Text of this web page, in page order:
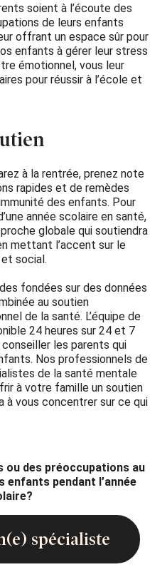
soient à l’écoute des
de leurs enfants
offrant un espace sûr pour
enfants à gérer leur stress
émotionnel, vous leur
pour réussir à l’école et
à la rentrée, prenez note
rapides et de remèdes
des enfants. Pour
année scolaire en santé,
globale qui soutiendra
mettant l’accent sur le
social.
fondées sur des données
au soutien
de la santé. L’équipe de
24 heures sur 24 et 7
les parents qui
Nos professionnels de
de la santé mentale
à votre famille un soutien
à vous concentrer sur ce qui
ou des préoccupations au
enfants pendant l’année
spécialiste